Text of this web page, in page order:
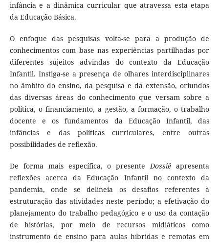
infância e a dinâmica curricular que atravessa esta etapa
da Educação Básica.
O enfoque das pesquisas volta-se para a produção de
conhecimentos com base nas experiências partilhadas por
diferentes sujeitos advindas do contexto da Educação
Infantil. Instiga-se a presença de olhares interdisciplinares
no âmbito do ensino, da pesquisa e da extensão, oriundos
das diversas áreas do conhecimento que versam sobre a
política, o financiamento, a gestão, a formação, o trabalho
docente e os fundamentos da Educação Infantil, das
infâncias e das políticas curriculares, entre outras
possibilidades de reflexão.
De forma mais específica, o presenteDossiê apresenta
reflexões acerca da Educação Infantil no contexto da
pandemia, onde se delineia os desafios referentes à
estruturação das atividades neste período; a efetivação do
planejamento do trabalho pedagógico e o uso da contação
de histórias, por meio de recursos midiáticos como
instrumento de ensino para aulas híbridas e remotas em